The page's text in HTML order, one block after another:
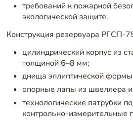
требований к пожарной
экологической защите.
Конструкция резервуара РГСП-
цилиндрический корпус из
толщиной 6–8 мм;
днища эллиптической
опорные лапы из швеллера
технологические патрубки
контрольно-измерительные